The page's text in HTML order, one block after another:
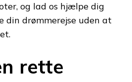
og lad os hjælpe dig
din drømmerejse uden at
rette